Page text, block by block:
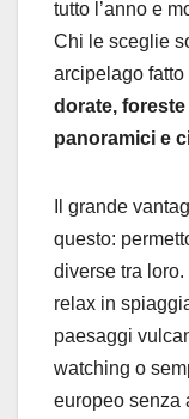
tutto l’anno e
Chi le sceglie
arcipelago fatto
dorate,
panoramici e
Il grande
questo:
diverse tra
relax in
paesaggi
watching o
europeo senza